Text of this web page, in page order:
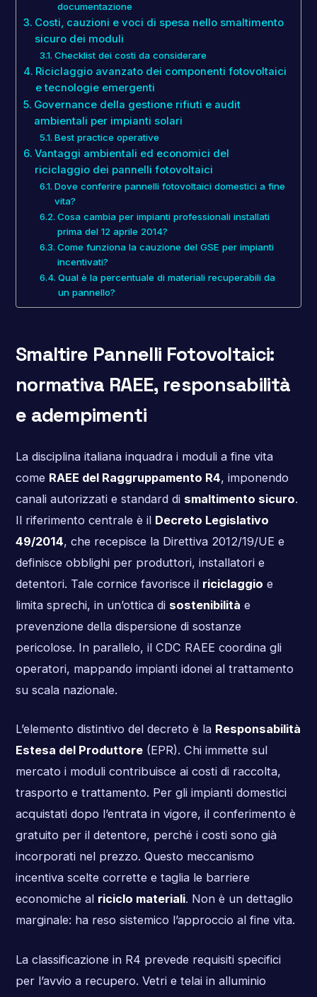
documentazione
Costi, cauzioni e voci di spesa nello smaltimento
sicuro dei moduli
Checklist dei costi da considerare
Riciclaggio avanzato dei componenti fotovoltaici
e tecnologie emergenti
Governance della gestione rifiuti e audit
ambientali per impianti solari
Best practice operative
Vantaggi ambientali ed economici del
riciclaggio dei pannelli fotovoltaici
Dove conferire pannelli fotovoltaici domestici a fine
vita?
Cosa cambia per impianti professionali installati
prima del 12 aprile 2014?
Come funziona la cauzione del GSE per impianti
incentivati?
Qual è la percentuale di materiali recuperabili da
un pannello?
Smaltire Pannelli Fotovoltaici:
normativa RAEE, responsabilità
e adempimenti
La disciplina italiana inquadra i moduli a fine vita
come RAEE del Raggruppamento R4, imponendo
canali autorizzati e standard di smaltimento sicuro.
Il riferimento centrale è il Decreto Legislativo
49/2014, che recepisce la Direttiva 2012/19/UE e
definisce obblighi per produttori, installatori e
detentori. Tale cornice favorisce il riciclaggio e
limita sprechi, in un’ottica di sostenibilità e
prevenzione della dispersione di sostanze
pericolose. In parallelo, il CDC RAEE coordina gli
operatori, mappando impianti idonei al trattamento
su scala nazionale.
L’elemento distintivo del decreto è la Responsabilità
Estesa del Produttore(EPR). Chi immette sul
mercato i moduli contribuisce ai costi di raccolta,
trasporto e trattamento. Per gli impianti domestici
acquistati dopo l’entrata in vigore, il conferimento è
gratuito per il detentore, perché i costi sono già
incorporati nel prezzo. Questo meccanismo
incentiva scelte corrette e taglia le barriere
economiche al riciclo materiali. Non è un dettaglio
marginale: ha reso sistemico l’approccio al fine vita.
La classificazione in R4 prevede requisiti specifici
per l’avvio a recupero. Vetri e telai in alluminio